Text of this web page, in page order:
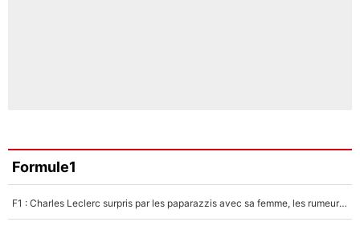
Formule1
F1 : Charles Leclerc surpris par les paparazzis avec sa femme, les rumeurs étaient vraies !